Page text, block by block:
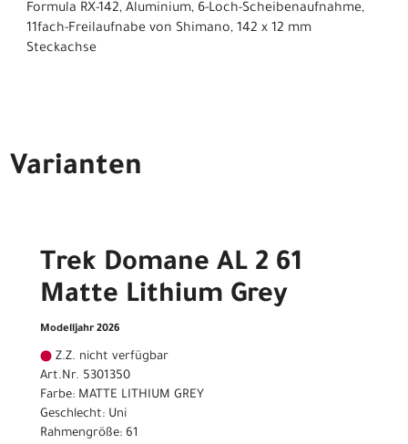
Formula RX-142, Aluminium, 6-Loch-Scheibenaufnahme,
11fach-Freilaufnabe von Shimano, 142 x 12 mm
Steckachse
Varianten
Trek Domane AL 2 61
Matte Lithium Grey
Modelljahr 2026
Z.Z. nicht verfügbar
Art.Nr. 5301350
Farbe: MATTE LITHIUM GREY
Geschlecht: Uni
Rahmengröße: 61